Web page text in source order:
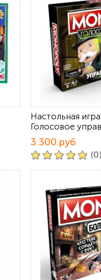
Настольная
Голосовое
3 300 руб